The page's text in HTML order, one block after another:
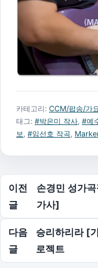
카테고리: CCM/팝송/가요
태그: #박은미 작사 #예
보 #임선호 작곡
글 탐색
이전
글
손경민 성가
가사]
다음
글
승리하리라 [
로젝트